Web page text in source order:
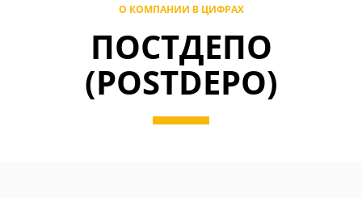
О КОМПАНИИ В ЦИФРАХ
ПОСТДЕПО
(POSTDEPO)